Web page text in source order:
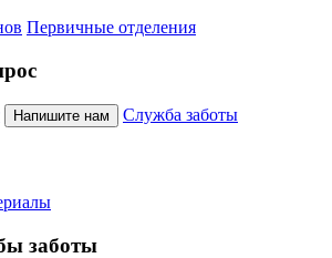
Первичные отделения
Напишите нам Служба заботы
заботы